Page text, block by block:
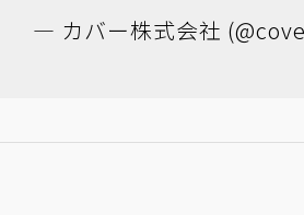
— カバー株式会社